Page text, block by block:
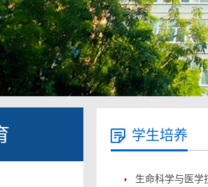
学生培养
生命科学与医学